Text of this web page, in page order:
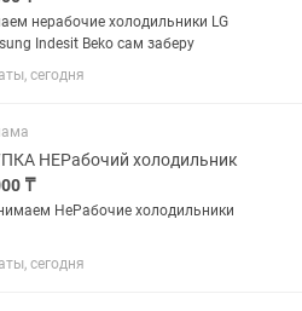
нерабочие холодильники LG
Indesit Beko сам заберу
сегодня
НЕРабочий холодильник
₸
НеРабочие холодильники
сегодня